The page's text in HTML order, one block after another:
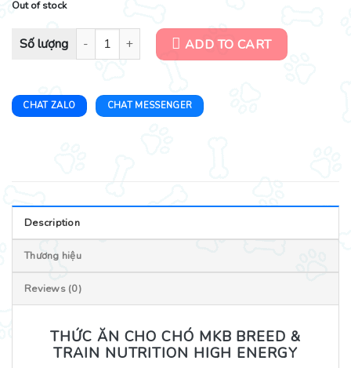
Out of stock
Thức ăn cho chó - Hạt MKB - Phù hợp cho chó vận động nhiều
ADD TO CART
CHAT ZALO CHAT MESSENGER
Description
Thương hiệu
Reviews (0)
THỨC ĂN CHO CHÓ MKB BREED &
TRAIN NUTRITION HIGH ENERGY